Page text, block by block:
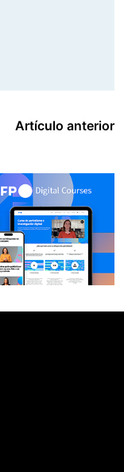
Artículo anterior